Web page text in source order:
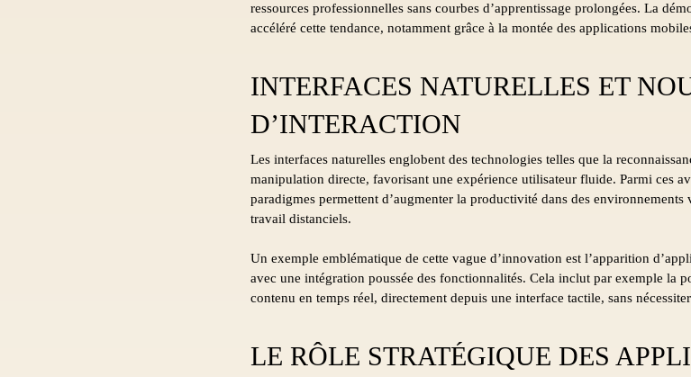
ressources professionnelles sans courbes d’apprentissage prolongées. La
accéléré cette tendance, notamment grâce à la montée des applications
INTERFACES NATURELLES ET
D’INTERACTION
Les interfaces naturelles englobent des technologies telles que la
manipulation directe, favorisant une expérience utilisateur fluide. Parmi ces
paradigmes permettent d’augmenter la productivité dans des
travail distanciels.
Un exemple emblématique de cette vague d’innovation est l’apparition
avec une intégration poussée des fonctionnalités. Cela inclut par exemple la
contenu en temps réel, directement depuis une interface tactile, sans
LE RÔLE STRATÉGIQUE DES